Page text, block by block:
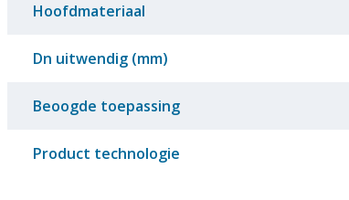
Hoofdmateriaal
Dn uitwendig (mm)
Beoogde toepassing
Product technologie